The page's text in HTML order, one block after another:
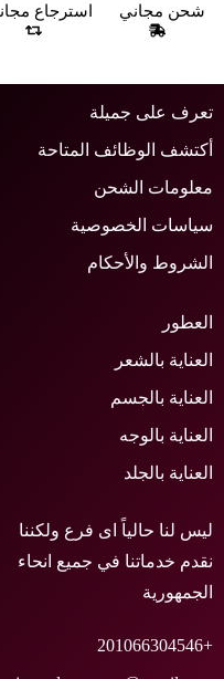
شحن مجاني استرجاع مجاني
على جميلة
الوظائف المتاحة
الشحن
الخصوصية
والأحكام
بالشعر
بالجسم
بالوجه
بالجلد
لنا حالياً اى فرع ولكننا
خدماتنا في جميع انحاء